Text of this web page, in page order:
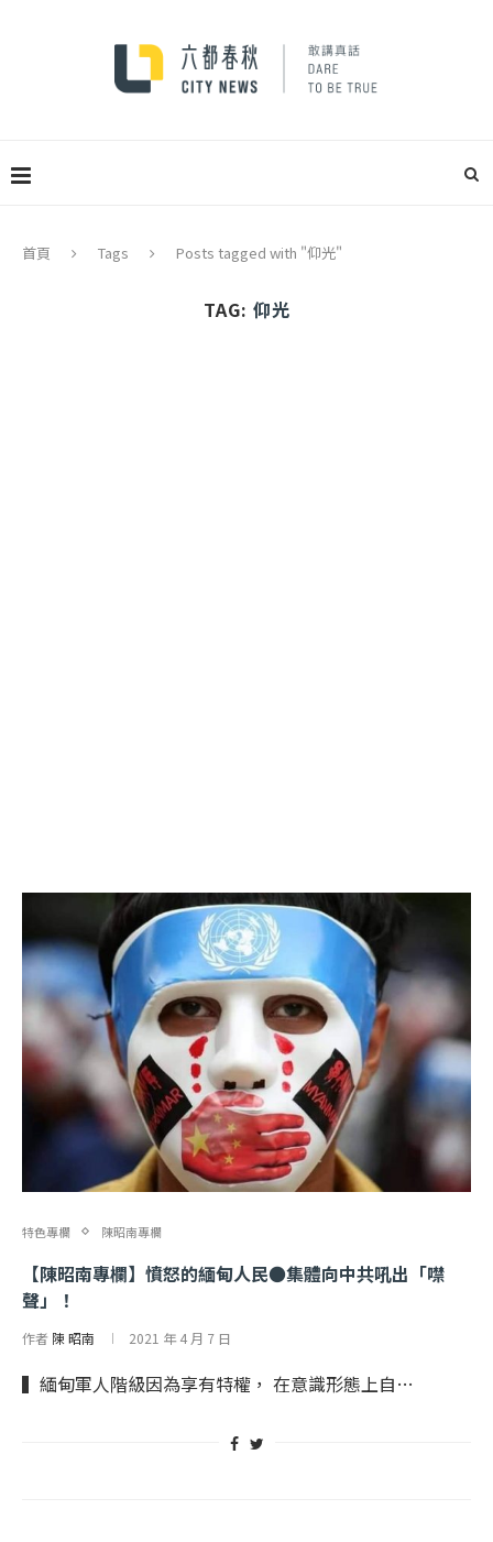
首頁 Tags Posts tagged with "仰光"
TAG: 仰光
特色專欄 陳昭南專欄
【陳昭南專欄】憤怒的緬甸人民●集體向中共吼出「噤
聲」！
作者 陳 昭南 2021 年 4 月 7 日
▍緬甸軍人階級因為享有特權， 在意識形態上自…